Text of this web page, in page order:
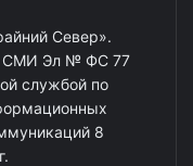
Север».
СМИ Эл № ФС 77
службой по
8